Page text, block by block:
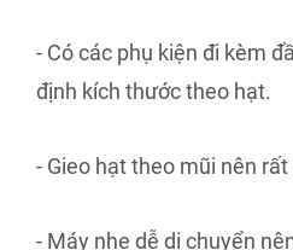
- Có các phụ kiện đi kèm
định kích thước theo hạt.
- Gieo hạt theo mũi nên
- Máy nhẹ dễ di chuyển